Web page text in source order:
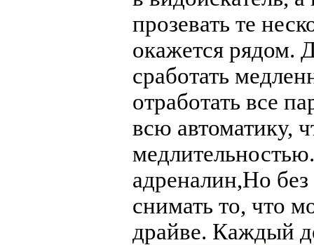
прозевать те
окажется рядом.
сработать
отработать все
всю автоматику,
адреналин,Но
снимать то, что
драйве. Каждый